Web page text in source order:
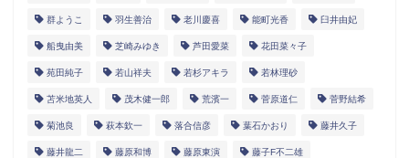
群ようこ 羽生善治 老川慶喜 能町光香 臼井由妃
船曳由美 芝崎みゆき 芦田愛菜 花田菜々子
苑田純子 若山祥夫 若杉アキラ 若林理砂
苫米地英人 茂木健一郎 荒濱一 菅原道仁 菅野結希
菊池良 萩本欽一 落合信彦 葉石かおり 藤井久子
藤井龍二 藤原和博 藤原東演 藤子F不二雄